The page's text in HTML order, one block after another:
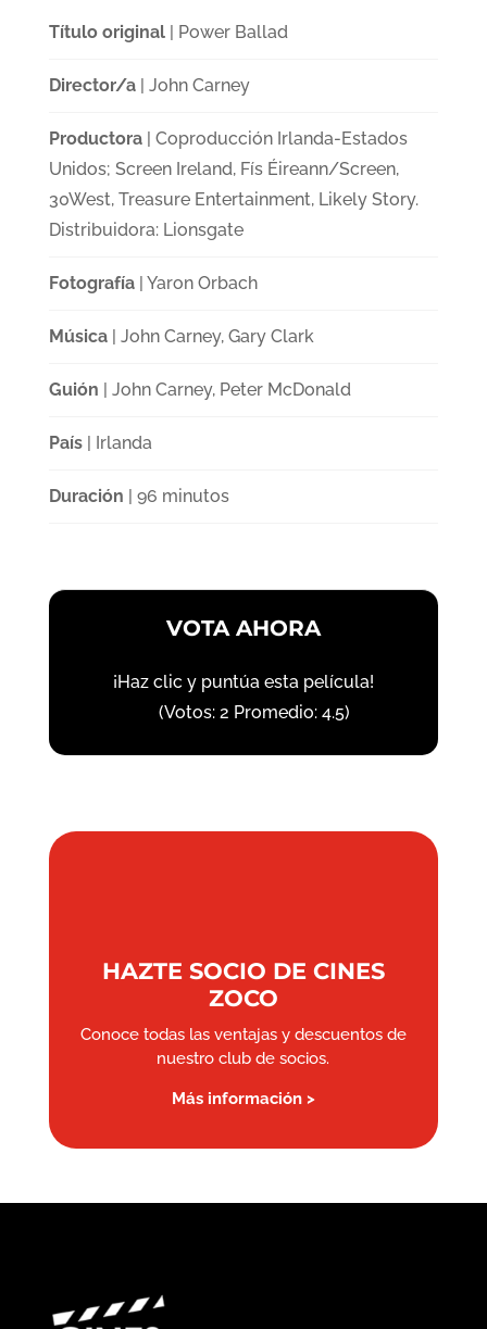
Título original| Power Ballad
Director/a| John Carney
Productora| Coproducción Irlanda-Estados
Unidos; Screen Ireland, Fís Éireann/Screen,
30West, Treasure Entertainment, Likely Story.
Distribuidora: Lionsgate
Fotografía| Yaron Orbach
Música| John Carney, Gary Clark
Guión | John Carney, Peter McDonald
País| Irlanda
Duración | 96 minutos
VOTA AHORA
¡Haz clic y puntúa esta película!
(Votos: 2 Promedio: 4.5)
HAZTE SOCIO DE CINES
ZOCO
Conoce todas las ventajas y descuentos de
nuestro club de socios.
Más información >